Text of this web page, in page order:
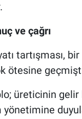
ve çağrı
tartışması,
ötesine
üreticinin gelir
yönetimine